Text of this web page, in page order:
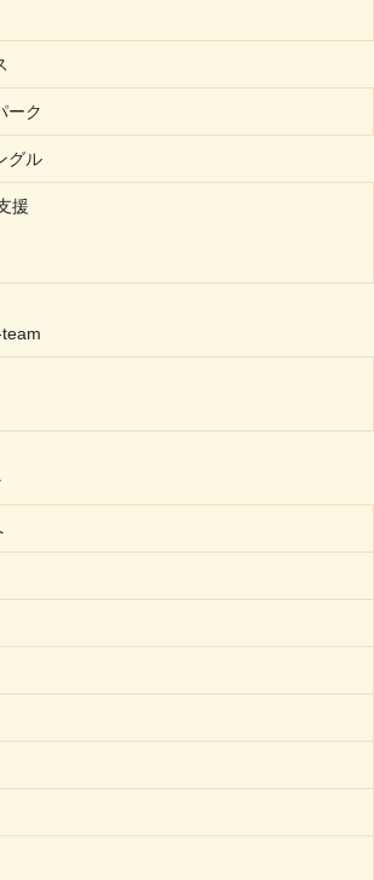
スクール「可茂自悠学舎」開設
イフ・バランス推進エクセレント企業認定
震被災者支援において
流会「収穫祭」
プを開設しました
見フェア」に出展しました
」販売開始
ングのご案内
サイト本日開店
院VSサーバント職員 サッカー試合日程変更
ーク
グル
援